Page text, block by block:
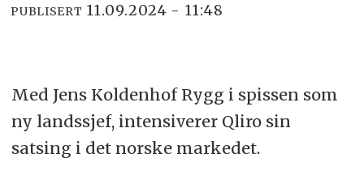
PUBLISERT 11.09.2024 - 11:48
Med Jens Koldenhof Rygg i spissen som
ny landssjef, intensiverer Qliro sin
satsing i det norske markedet.